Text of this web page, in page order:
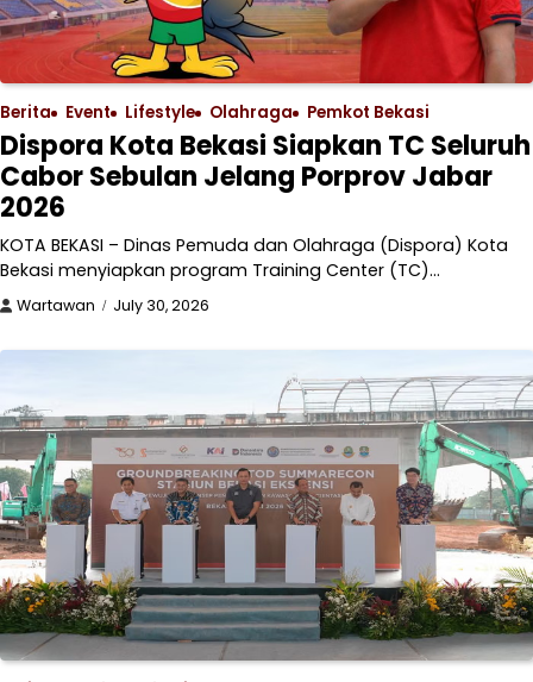
Berita Event Lifestyle Olahraga Pemkot Bekasi
Dispora Kota Bekasi Siapkan TC Seluruh
Cabor Sebulan Jelang Porprov Jabar
2026
KOTA BEKASI – Dinas Pemuda dan Olahraga (Dispora) Kota
Bekasi menyiapkan program Training Center (TC)…
Wartawan July 30, 2026